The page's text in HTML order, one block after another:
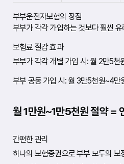
보
장
이
가
한
약
운
영
있
으
,
보
장
내
부부운전자보험의 장점
부부가 각각 가입하는 것보다 훨씬
보험료 절감 효과
부부가 각각 개별 가입 시: 월 2만5
부부 공동 가입 시: 월 3만5천원~4만
월 1만원~1만5천원 절약 =
간편한 관리
하나의 보험증권으로 부부 모두의 보